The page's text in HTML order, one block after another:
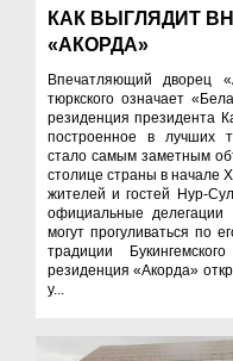
КАК ВЫГЛЯДИТ
«АКОРДА»
Впечатляющий дворец
тюркского означает
резиденция президента
построенное в лучших
стало самым заметным
столице страны в начале
жителей и гостей Нур-
официальные делегации
могут прогуливаться по
традиции
резиденция «Акорда»
у...